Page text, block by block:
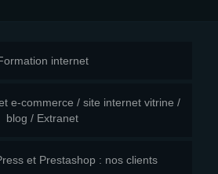
internet
e-commerce / site internet vitrine /
blog / Extranet
et Prestashop : nos clients